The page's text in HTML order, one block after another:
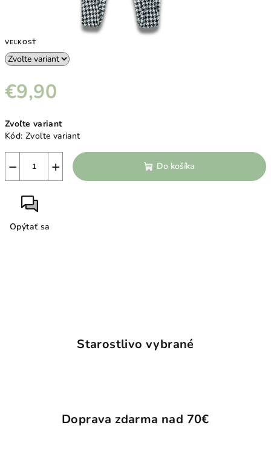
VEĽKOSŤ
€9,90
cena:
Zvoľte variant
Kód: Zvoľte variant
+
− Do košíka
Opýtať sa
Starostlivo vybrané
Doprava zdarma nad 70€